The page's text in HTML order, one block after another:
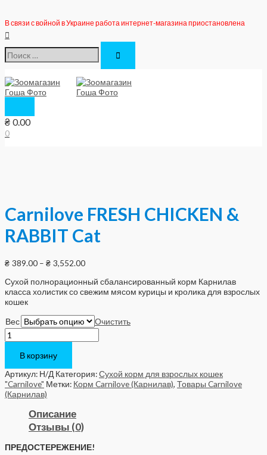
кВ связи с войной в Украине работа интернет-магазина приостановлена
Поиск:
меню
₴ 0.00
0
Carnilove FRESH CHICKEN &
RABBIT Cat
₴ 389.00 – ₴ 3,552.00
Сухой полнорационный сбалансированный корм Карнилав
класса холистик со свежим мясом курицы и кролика для взрослых
кошек
Вес
Очистить
Количество
Carnilove
FRESH
CHICKEN
&
RABBIT
Cat
В корзину
Артикул: Н/Д Категория:Сухой корм для взрослых кошек
"Carnilove" Метки: Корм Carnilove (Карнилав), Товары Carnilove
(Карнилав)
Описание
Отзывы (0)
ПРЕДОСТЕРЕЖЕНИЕ!